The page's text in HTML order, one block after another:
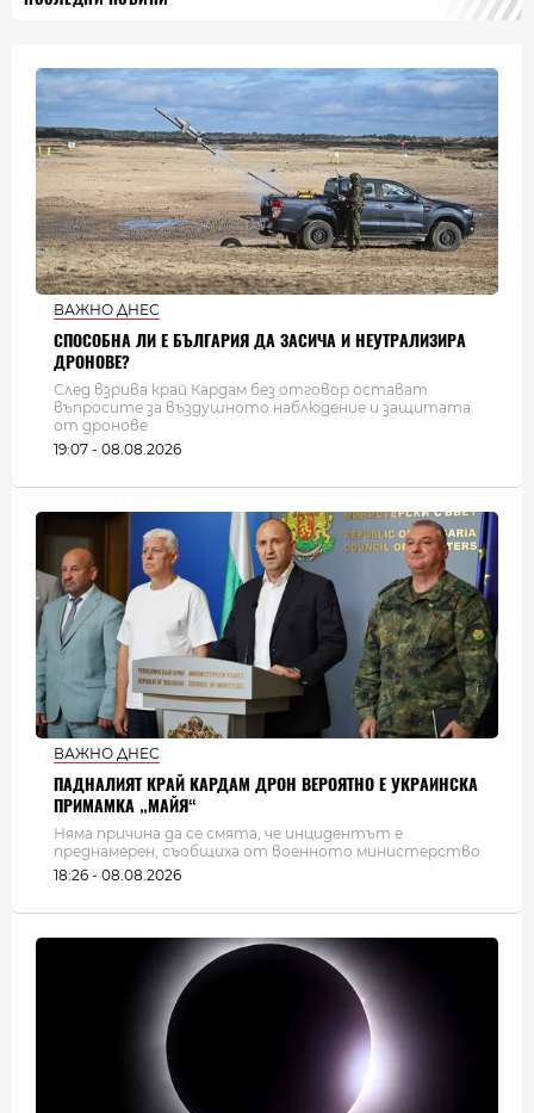
ВАЖНО ДНЕС
СПОСОБНА ЛИ Е БЪЛГАРИЯ ДА ЗАСИЧА И НЕУТРАЛИЗИРА
ДРОНОВЕ?
След взрива край Кардам без отговор остават
въпросите за въздушното наблюдение и защитата
от дронове
19:07 - 08.08.2026
ВАЖНО ДНЕС
ПАДНАЛИЯТ КРАЙ КАРДАМ ДРОН ВЕРОЯТНО Е УКРАИНСКА
ПРИМАМКА „МАЙЯ“
Няма причина да се смята, че инцидентът е
преднамерен, съобщиха от военното министерство
18:26 - 08.08.2026